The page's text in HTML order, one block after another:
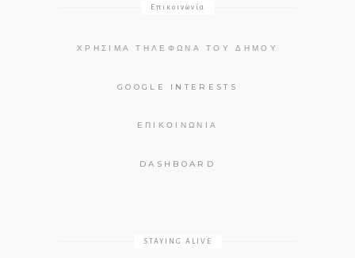
Επικοινωνία
ΧΡΉΣΙΜΑ ΤΗΛΈΦΩΝΑ ΤΟΥ ΔΉΜΟΥ
GOOGLE INTERESTS
ΕΠΙΚΟΙΝΩΝΊΑ
DASHBOARD
STAYING ALIVE